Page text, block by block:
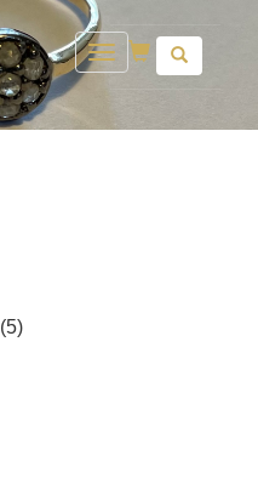
Toggle
navigation
55